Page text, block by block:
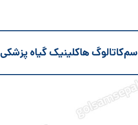
سمکاتالوگ هاکلینیک گیاه پزشکی